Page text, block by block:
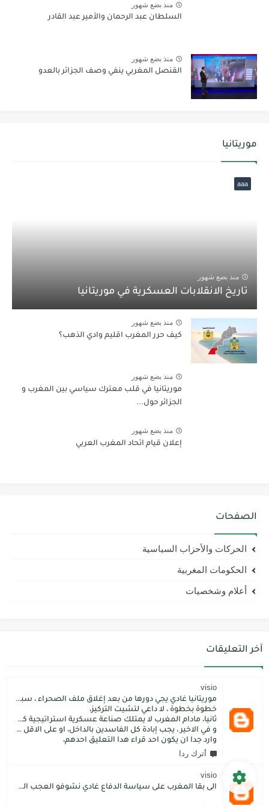
منذ بضع شهور
السلطان عبد الرحمان والأمير عبد القادر
منذ بضع شهور
القنصل المغربي ينفي وصف الجزائر بالعدو
موريتانيا
aaa
منذ بضع شهور
تاريخ الانقلابات العسكرية في موريتانيا
منذ بضع شهور
كيف حرر المغرب اقليم وادي الذهب؟
منذ بضع شهور
موريتانيا في قلب معترك سياسي بين المغرب و
الجزائر حول...
منذ بضع شهور
إعلان قيام اتحاد المغرب العربي
الصفحات
الحركات والأحزاب السياسية
الحكومات المغربية
أعلام وشخصيات
آخر التعليقات
visio
موريتانيا غادي يجي دورها من بعد إغلاق ملف الصحراء ، سبتة مليلية و الجزر،
خطوة بخطوة ، لا داعي لتشيت التركيز،
ثانيا، مادام المغرب لا يمتلك صناعة عسكرية استراتيجية كما فعل الاتراك فسيبقى داءما محل اطماع الغير،
و في الاخير ، يجب إبادة كل الفاسدين بالداخل، او على الاقل كما فعل محمد بن سلمان: قم بتسليم الاموال المنهوبة او المشنقة(حرفيا)، فقط هم بضعة آلاف ليسوا كُثر.
وارد جدا ان يكون احد قراء هدا التعليق احدهم،
أترك ردا
visio
الى بقا المغرب على سياسة الدفاع غادي نشوفو العجب المعجب من دولة الكبرانات.. دولة ما عندها تاريخ كاتسرق تراتنا ، اراضبنا و تاريخنا و حنا جالسين كانتسناو في الامم المتحدة تعطينا حل و الواقع هو كل عام مشكلتنا كاتعقد مع دولة الشر.. فرنسا اكبر شيطان من مازال حطا صبعها في شمال افريقيا، كانزيدو مشكل على مشكل اللهم كبرها تصغار .. الانسان هو لي يموت على ولادو و على ارضو